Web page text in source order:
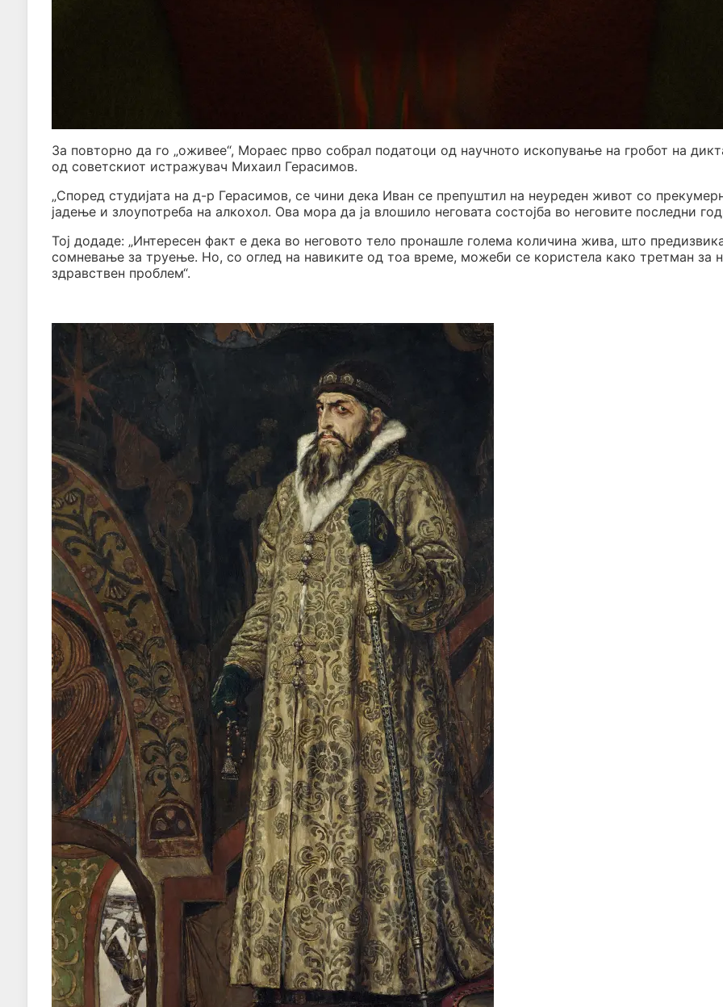
За повторно да го „оживее“, Мораес прво собрал податоци од научното ископување на гробот на
од советскиот истражувач Михаил Герасимов.
„Според студијата на д-р Герасимов, се чини дека Иван се препуштил на неуреден живот со
јадење и злоупотреба на алкохол. Ова мора да ја влошило неговата состојба во неговите последни
Тој додаде: „Интересен факт е дека во неговото тело пронашле голема количина жива, што
сомневање за труење. Но, со оглед на навиките од тоа време, можеби се користела како третман за
здравствен проблем“.